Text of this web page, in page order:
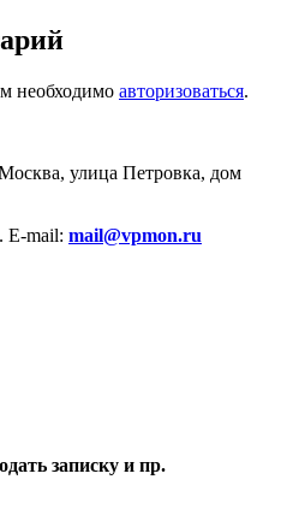
необходимо авторизоваться.
улица Петровка, дом
. E-mail: mail@vpmon.ru
записку и пр.